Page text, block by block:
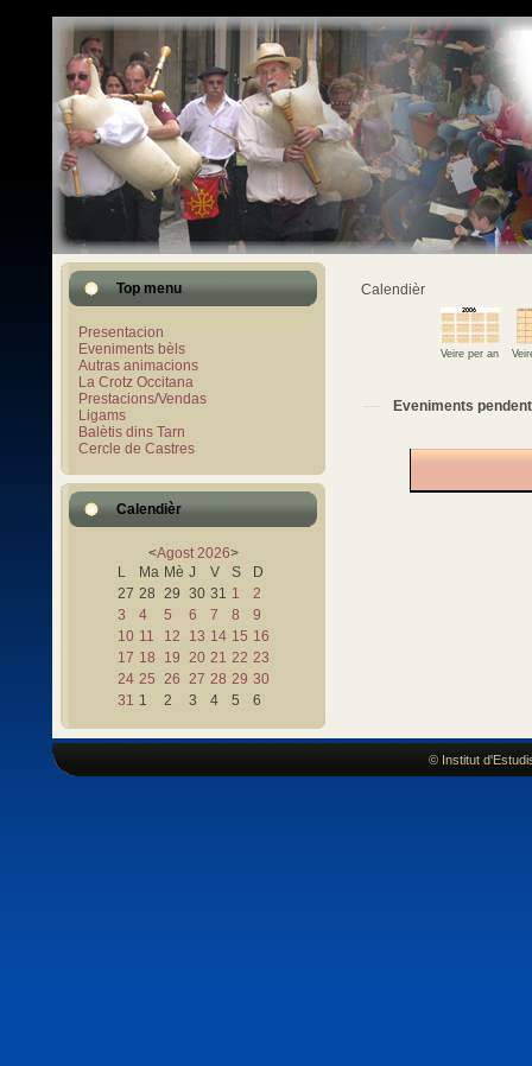
Top menu
Presentacion
Eveniments bèls
Autras animacions
La Crotz Occitana
Prestacions/Vendas
Ligams
Balètis dins Tarn
Cercle de Castres
Calendièr
<Agost 2026>
L
Ma Mè J V S
D
27 28 29 30 31 1
2
3
4 5 6 7 8
9
10 11 12 13 14 15 16
17 18 19 20 21 22 23
24 25 26 27 28 29 30
31 1 2 3 4 5 6
Calendièr
Veire per an
Eveniments pendent
© Institut